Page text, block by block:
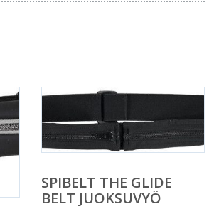
SPIBELT THE GLIDE
BELT JUOKSUVYÖ